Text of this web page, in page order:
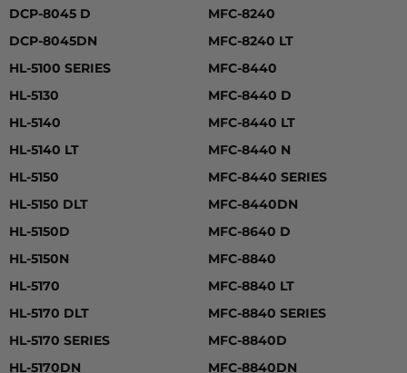
DCP-8045 D
DCP-8045DN
HL-5100 SERIES
HL-5130
HL-5140
HL-5140 LT
HL-5150
HL-5150 DLT
HL-5150D
HL-5150N
HL-5170
HL-5170 DLT
HL-5170 SERIES
HL-5170DN
MFC-8240
MFC-8240 LT
MFC-8440
MFC-8440 D
MFC-8440 LT
MFC-8440 N
MFC-8440 SERIES
MFC-8440DN
MFC-8640 D
MFC-8840
MFC-8840 LT
MFC-8840 SERIES
MFC-8840D
MFC-8840DN